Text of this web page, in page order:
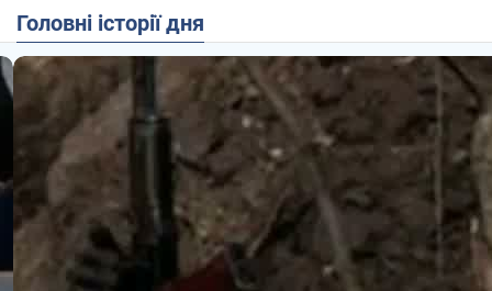
Головні історії дня